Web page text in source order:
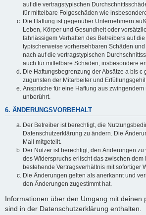
auf die vertragstypischen
für mittelbare Folgeschäden wie
Die Haftung ist gegenüber Unternehmern
Leben, Körper und Gesundheit oder
fahrlässigem Verhalten des Betreibers auf
typischerweise vorhersehbaren Schäden
nach auf die vertragstypischen
auch für mittelbare Schäden, insbesondere
Die Haftungsbegrenzung der Absätze a bis c
zugunsten der Mitarbeiter und
Ansprüche für eine Haftung aus
unberührt.
6. ÄNDERUNGSVORBEHALT
Der Betreiber ist berechtigt, die
Datenschutzerklärung zu ändern. Die
Mail mitgeteilt.
Der Nutzer ist berechtigt, den Änderungen
des Widerspruchs erlischt das zwischen
bestehende Vertragsverhältnis mit sofortiger
Die Änderungen gelten als anerkannt und
den Änderungen zugestimmt hat.
Informationen über den Umgang mit deinen
sind in der Datenschutzerklärung enthalten.